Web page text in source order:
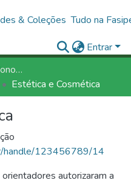
& Coleções Tudo na
Entrar
Biblioteca Digital de Monografias - BDM/FASIPE
Estética e Cosmética
handle/123456789/14
autorizaram a